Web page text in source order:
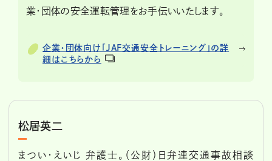
業・団体の安全運転管理をお手伝いいたします。
企業・団体向け「JAF交通安全トレーニング」の詳
細はこちらから
松居英二
まつい・えいじ 弁護士。（公財）日弁連交通事故相談